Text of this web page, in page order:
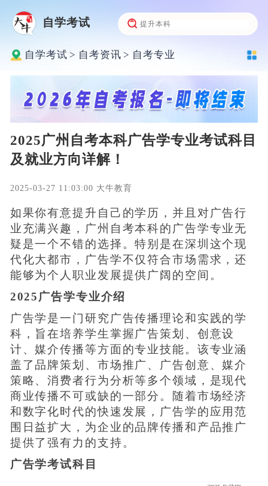
自学考试
自学考试 > 自考资讯 > 自考专业
2025广州自考本科广告学专业考试科目
及就业方向详解！
2025-03-27 11:03:00 大牛教育
如果你有意提升自己的学历，并且对广告行
业充满兴趣，广州自考本科的广告学专业无
疑是一个不错的选择。特别是在深圳这个现
代化大都市，广告学不仅符合市场需求，还
能够为个人职业发展提供广阔的空间。
2025广告学专业介绍
广告学是一门研究广告传播理论和实践的学
科，旨在培养学生掌握广告策划、创意设
计、媒介传播等方面的专业技能。该专业涵
盖了品牌策划、市场推广、广告创意、媒介
策略、消费者行为分析等多个领域，是现代
商业传播不可或缺的一部分。随着市场经济
和数字化时代的快速发展，广告学的应用范
围日益扩大，为企业的品牌传播和产品推广
提供了强有力的支持。
广告学考试科目